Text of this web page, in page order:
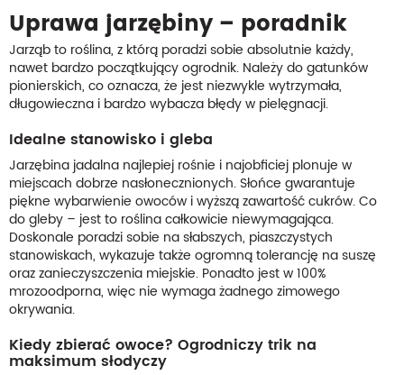
Uprawa jarzębiny – poradnik
Jarząb to roślina, z którą poradzi sobie absolutnie każdy,
nawet bardzo początkujący ogrodnik. Należy do gatunków
pionierskich, co oznacza, że jest niezwykle wytrzymała,
długowieczna i bardzo wybacza błędy w pielęgnacji.
Idealne stanowisko i gleba
Jarzębina jadalna najlepiej rośnie i najobficiej plonuje w
miejscach dobrze nasłonecznionych. Słońce gwarantuje
piękne wybarwienie owoców i wyższą zawartość cukrów. Co
do gleby – jest to roślina całkowicie niewymagająca.
Doskonale poradzi sobie na słabszych, piaszczystych
stanowiskach, wykazuje także ogromną tolerancję na suszę
oraz zanieczyszczenia miejskie. Ponadto jest w 100%
mrozoodporna, więc nie wymaga żadnego zimowego
okrywania.
Kiedy zbierać owoce? Ogrodniczy trik na
maksimum słodyczy